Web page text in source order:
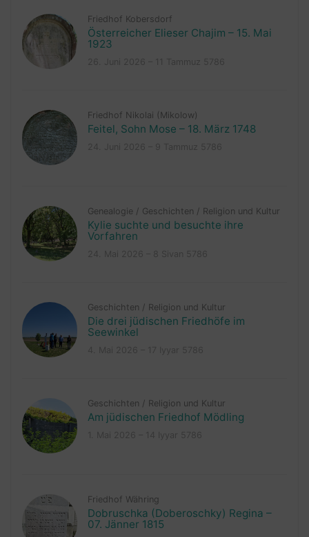
Friedhof Kobersdorf
Österreicher Elieser Chajim – 15. Mai
1923
Friedhof Nikolai (Mikolow)
Feitel, Sohn Mose – 18. März 1748
Genealogie / Geschichten / Religion und Kultur
Kylie suchte und besuchte ihre
Vorfahren
Geschichten / Religion und Kultur
Die drei jüdischen Friedhöfe im
Seewinkel
Geschichten / Religion und Kultur
Am jüdischen Friedhof Mödling
Friedhof Währing
Dobruschka (Doberoschky) Regina –
07. Jänner 1815